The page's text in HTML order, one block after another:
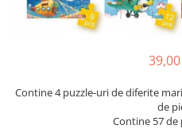
Contine 4 puzzle-uri de diferite
de
Contine 57